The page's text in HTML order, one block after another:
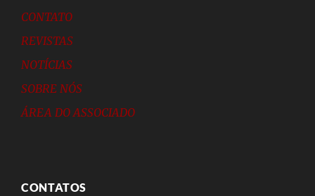
CONTATO
REVISTAS
NOTÍCIAS
SOBRE NÓS
ÁREA DO ASSOCIADO
CONTATOS